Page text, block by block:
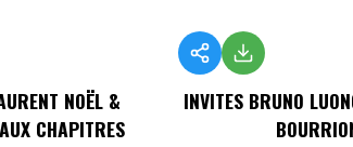
NOËL &
CHAPITRES
INVITES BRUNO